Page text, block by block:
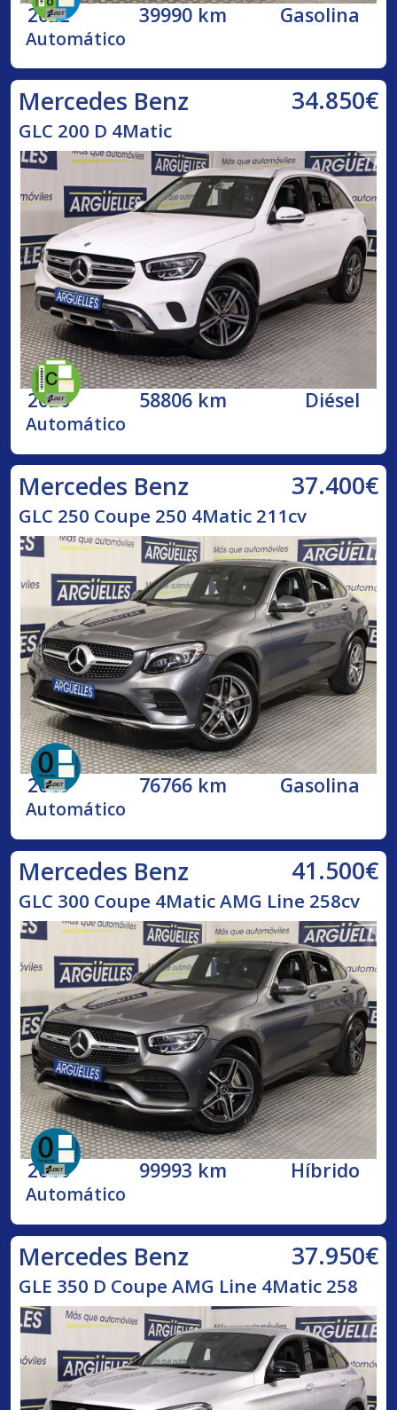
2022 39990 km Gasolina
Automático
Mercedes Benz 34.850€
GLC 200 D 4Matic
2020 58806 km Diésel
Automático
Mercedes Benz 37.400€
GLC 250 Coupe 250 4Matic 211cv
2019 76766 km Gasolina
Automático
Mercedes Benz 41.500€
GLC 300 Coupe 4Matic AMG Line 258cv
2020 99993 km Híbrido
Automático
Mercedes Benz 37.950€
GLE 350 D Coupe AMG Line 4Matic 258